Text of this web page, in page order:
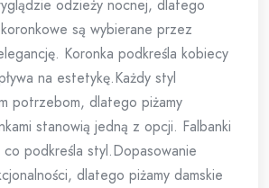
odzieży nocnej, dlatego
są wybierane przez
Koronka podkreśla kobiecy
na estetykę.Każdy styl
potrzebom, dlatego piżamy
stanowią jedną z opcji. Falbanki
podkreśla styl.Dopasowanie
dlatego piżamy damskie